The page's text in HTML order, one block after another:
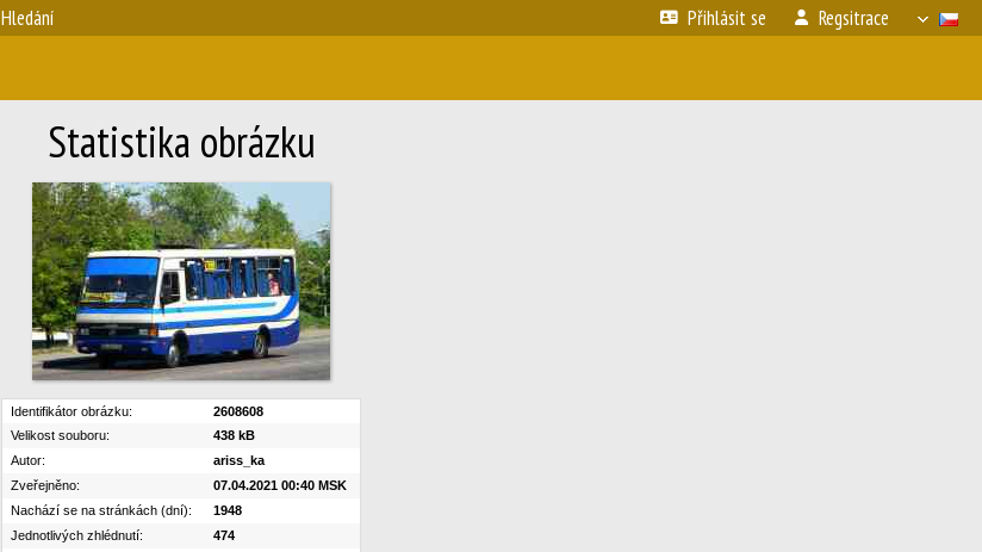
Hledání Přihlásit se Regsitrace
Statistika obrázku
Identifikátor obrázku:
2608608
Velikost souboru:
438 kB
Autor:
ariss_ka
Zveřejněno:
07.04.2021 00:40 MSK
Nachází se na stránkách (dní):
1948
Jednotlivých zhlédnutí:
474